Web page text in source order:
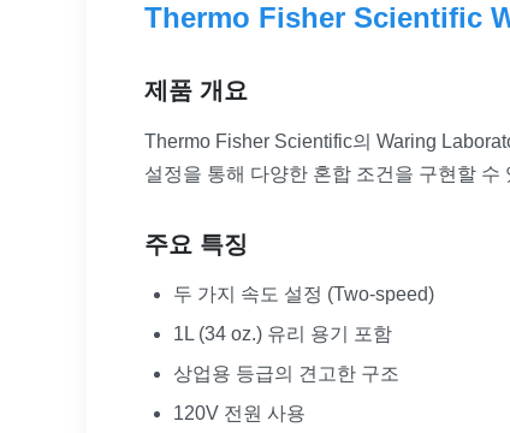
Thermo Fisher Scientific
제품 개요
Thermo Fisher Scientific의 Waring
설정을 통해 다양한 혼합 조건을 구현할
주요 특징
두 가지 속도 설정 (Two-speed)
1L (34 oz.) 유리 용기 포함
상업용 등급의 견고한 구조
120V 전원 사용